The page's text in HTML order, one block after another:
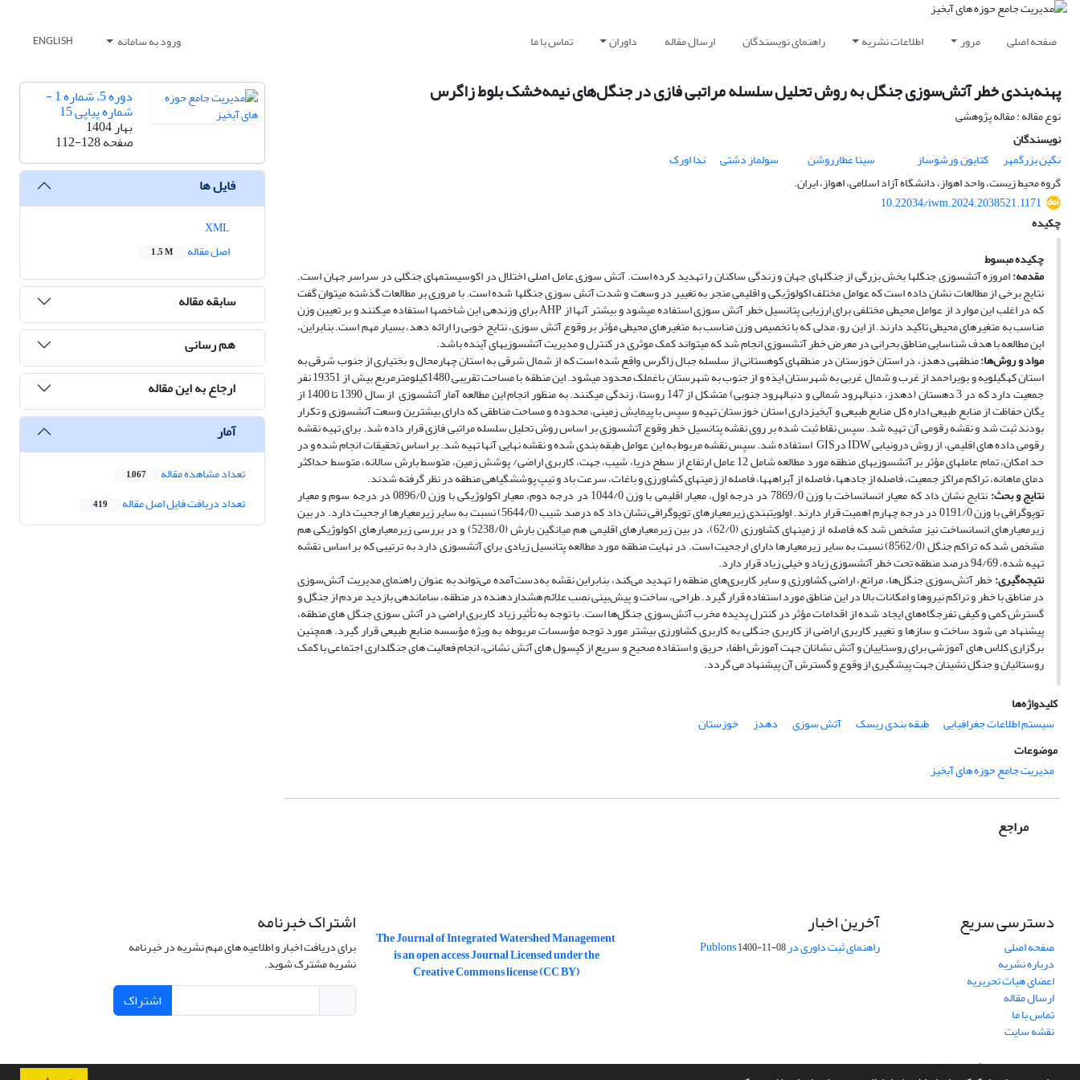
صفحه اصلی مرور اطلاعات نشریه راهنمای نویسندگان ارسال مقاله داوران تماس با ما ورود به سامانه ENGLISH
پهنه‌بندی خطر آتش‌سوزی جنگل به روش تحلیل سلسله مراتبی فازی در جنگل‌های نیمه‌خشک بلوط زاگرس
نوع مقاله : مقاله پژوهشی
نویسندگان
نگین بزرگمهر
کتایون ,ورشوساز سینا عطارروشن سولماز دشتی
ندا اورک
گروه محیط زیست، واحد اهواز، دانشگاه آزاد اسلامی، اهواز، ایران.
10.22034/iwm.2024.2038521.1171
چکیده
چکیدهمبسوط
مقدمه:امروزه آتش­سوزی جنگل­ها بخش بزرگی از جنگل­های جهان و زندگی ساکنان را تهدید کرده است. آتش سوزی عامل اصلی اختلال در اکوسیستم­های جنگلی در سراسر جهان است.
نتایج برخی از مطالعات نشان داده است که عوامل مختلف اکولوژیکی و اقلیمی منجر به تغییر در وسعت و شدت آتش سوزی جنگل­ها شده است. با مروری بر مطالعات گذشته می­توان گفت
که در اغلب این موارد از عوامل محیطی مختلفی برای ارزیابی پتانسیل خطر آتش سوزی استفاده می­شود و بیشتر آنها از AHP برای وزن­دهی این شاخص­ها استفاده می­کنند و بر تعیین وزن
مناسب به متغیرهای محیطی تاکید دارند. از این رو، مدلی که با تخصیص وزن مناسب به متغیرهای محیطی مؤثر بر وقوع آتش سوزی، نتایج خوبی را ارائه دهد، بسیار مهم است. بنابراین،
این مطالعه با هدف شناسایی مناطق بحرانی­ در معرض خطر آتش­سوزی انجام شد که می­تواند کمک موثری در کنترل و مدیریت آتش­سوزی­های آینده باشد.
مواد و روش‌ها:منطقه­ی دهدز، در استان خوزستان در منطقه­ای کوهستانی از سلسله جبال زاگرس واقع شده است که از شمال شرقی به استان چهارمحال و بختیاری از جنوب شرقی به
استان کهگیلویه و بویراحمد از غرب و شمال غربی به شهرستان ایذه و از جنوب به شهرستان باغملک محدود می­شود. این منطقه با مساحت تقریبی 1480کیلومترمربع بیش از 19351 نفر
جمعیت دارد که در 3 دهستان (دهدز، دنباله­رود شمالی و دنباله­رود جنوبی) متشکل از 147 روستا، زندگی می­کنند. به منظور انجام این مطالعه آمار آتش­سوزی از سال­ 1390 تا 1400 از
یگان حفاظت از منابع طبیعی اداره کل منابع طبیعی و آبخیزداری استان خوزستان تهیه و سپس با پیمایش زمینی، محدوده و مساحت مناطقی که دارای بیشترین وسعت آتش­سوزی و تکرار
بودند ثبت شد و نقشه رقومی آن تهیه شد. سپس نقاط ثبت شده بر روی نقشه پتانسیل خطر وقوع آتش­سوزی بر اساس روش تحلیل سلسله مراتبی فازی قرار داده شد. برای تهیه نقشه
رقومی داده های اقلیمی، از روش درونیابی IDW درGIS استفاده شد. سپس نقشه مربوط به این عوامل طبقه بندی شده و نقشه نهایی آنها تهیه شد. بر اساس تحقیقات انجام شده و در
حد امکان، تمام عامل­های مؤثر بر آتش­سوزی­های منطقه مورد مطالعه شامل 12 عامل ارتفاع از سطح دریا، شیب، جهت، کاربری اراضی/ پوشش زمین، متوسط بارش سالانه، متوسط حداکثر
دمای ماهانه، تراکم مراکز جمعیت، فاصله از جاده­ها، فاصله از آبراهه­ها، فاصله از زمین­های کشاورزی و باغات، سرعت باد و تیپ پوشش­گیاهی منطقه در نظر گرفته شدند.
نتایج و بحث: نتایج نشان داد که معیار انسان­ساخت با وزن 7869/0 در درجه اول، معیار اقلیمی با وزن 1044/0 در درجه دوم، معیار اکولوژیکی با وزن 0896/0 در درجه سوم و معیار
توپوگرافی با وزن 0191/0 در درجه چهارم اهمیت قرار دارند. اولویت­بندی زیرمعیارهای توپوگرافی نشان داد که درصد شیب (5644/0) نسبت به سایر زیرمعیارها ارجحیت دارد. در بین
زیرمعیارهای انسان­ساخت نیز مشخص شد که فاصله از زمین­های کشاورزی (62/0)، در بین زیرمعیارهای اقلیمی هم میانگین بارش (5238/0) و در بررسی زیرمعیارهای اکولوژیکی هم
مشخص شد که تراکم جنگل (8562/0) نسبت به سایر زیرمعیارها دارای ارجحیت است. در نهایت منطقه مورد مطالعه پتانسیل زیادی برای آتش­سوزی دارد به ترتیبی که بر اساس نقشه
تهیه شده، 94/69 درصد منطقه تحت خطر آتش­سوزی زیاد و خیلی زیاد قرار دارد.
نتیجه‌گیری:خطر آتش‌سوزی جنگل‌ها، مراتع، اراضی کشاورزی و سایر کاربری‌های منطقه را تهدید می‌کند، بنابراین نقشه به‌دست‌آمده می‌تواند به عنوان راهنمای مدیریت آتش‌سوزی
در مناطق با خطر و تراکم نیروها و امکانات بالا در این مناطق مورد استفاده قرار گیرد. طراحی، ساخت و پیش‌بینی نصب علائم هشداردهنده در منطقه، ساماندهی بازدید مردم از جنگل و
گسترش کمی و کیفی تفرجگاه‌های ایجاد شده از اقدامات مؤثر در کنترل پدیده مخرب آتش‌سوزی جنگل‌ها است. با توجه به تأثیر زیاد کاربری اراضی در آتش سوزی جنگل های منطقه،
پیشنهاد می شود ساخت و سازها و تغییر کاربری اراضی از کاربری جنگلی به کاربری کشاورزی بیشتر مورد توجه مؤسسات مربوطه به ویژه مؤسسه منابع طبیعی قرار گیرد. همچنین
برگزاری کلاس های آموزشی برای روستاییان و آتش نشانان جهت آموزش اطفاء حریق و استفاده صحیح و سریع از کپسول های آتش نشانی، انجام فعالیت های جنگلداری اجتماعی با کمک
روستائیان و جنگل نشینان جهت پیشگیری از وقوع و گسترش آن پیشنهاد می گردد.
کلیدواژه‌ها
سیستم اطلاعات جغرافیایی
طبقه بندی ریسک آتش سوزی دهدز
خوزستان
موضوعات
مدیریت جامع حوزه های آبخیز
مراجع
دوره 5، شماره 1 -
شماره پیاپی 15
بهار 1404
صفحه112-128
فایل ها
اصل مقاله
1.5 M
سابقه مقاله
هم رسانی
ارجاع به این مقاله
آمار
تعداد مشاهده مقاله 1,067
تعداد دریافت فایل اصل مقاله 419
دسترسی سریع
صفحه اصلی
درباره نشریه
اعضای هیات تحریریه
ارسال مقاله
تماس با ما
نقشه سایت
آخرین اخبار
راهنمای ثبت داوری در Publons1400-11-08
The Journal of Integrated Watershed Management
is an open access Journal Licensed under the
Creative Commons license (CC BY)
اشتراک خبرنامه
برای دریافت اخبار و اطلاعیه های مهم نشریه در خبرنامه
نشریه مشترک شوید.
اشتراک
سامانه مدیریت نشریات علمی.طراحی و پیاده سازی ازسیناوب